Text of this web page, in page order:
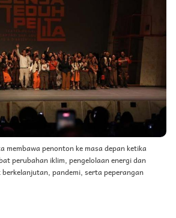
membawa penonton ke masa depan ketika
perubahan iklim, pengelolaan energi dan
pandemi, serta peperangan